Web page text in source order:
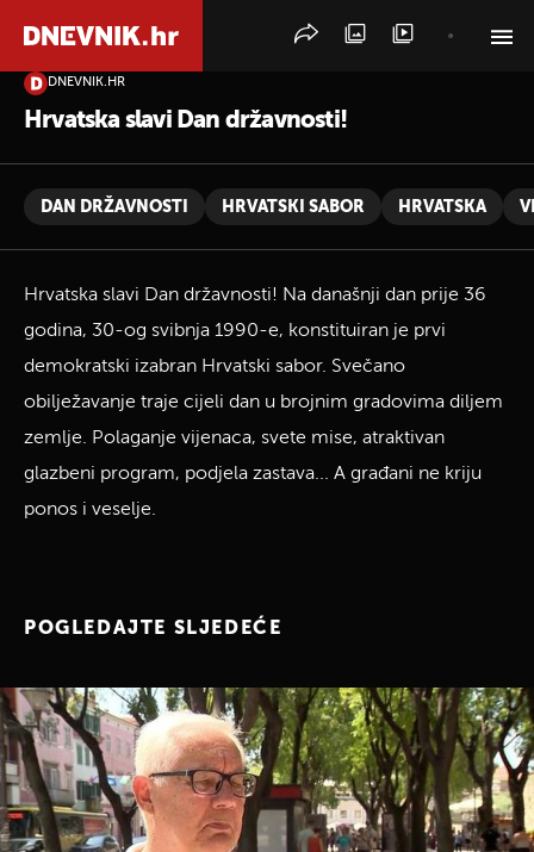
DNEVNIK.HR
Hrvatska slavi Dan državnosti!
DAN DRŽAVNOSTI HRVATSKI SABOR HRVATSKA
Hrvatska slavi Dan državnosti! Na današnji dan prije 36
godina, 30-og svibnja 1990-e, konstituiran je prvi
demokratski izabran Hrvatski sabor. Svečano
obilježavanje traje cijeli dan u brojnim gradovima diljem
zemlje. Polaganje vijenaca, svete mise, atraktivan
glazbeni program, podjela zastava... A građani ne kriju
ponos i veselje.
POGLEDAJTE SLJEDEĆE
PRETRAŽITE VIJESTI